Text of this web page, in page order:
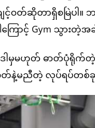
ကျင့်ဝတ်ဆိုတာရှိစမြဲ
ကြောင့် Gym သွား
ဒါမှမဟုတ် ဓာတ်ပုံရို
နဲ့မညီတဲ့ လုပ်ရပ်တစ်ခု